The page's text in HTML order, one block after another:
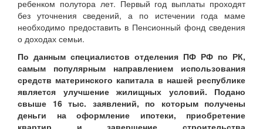
ребенком полутора лет. Первый год выплаты проходят
без уточнения сведений, а по истечении года маме
необходимо предоставить в Пенсионный фонд сведения
о доходах семьи.
По данным специалистов отделения ПФ РФ по РК,
самым популярным направлением использования
средств материнского капитала в нашей республике
является улучшение жилищных условий. Подано
свыше 16 тыс. заявлений, по которым получены
деньги на оформление ипотеки, приобретение
квартир и завершение строительства